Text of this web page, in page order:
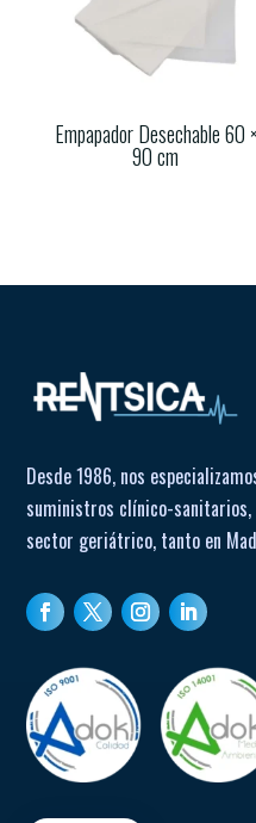
Empapador Desechable 60 ×
90 cm
Desde 1986, nos
suministros clínico-sanitarios,
sector geriátrico, tanto en